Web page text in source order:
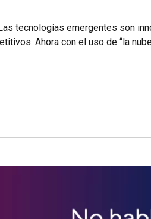
tecnologías emergentes son
Ahora con el uso de “la